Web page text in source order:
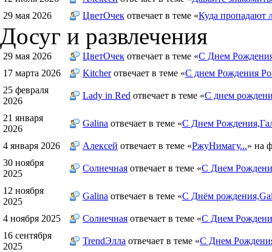
29 мая 2026
ЦветOчек отвечает в теме «Куда пропадают
Досуг и развлечения
29 мая 2026 ЦветOчек отвечает в теме «С Днем
17 марта 2026
Kitcherотвечает в теме «С днем Рождения
25 февраля
2026
Lady in Red отвечает в теме «С днем
21 января
2026
Galina отвечает в теме «С Днем
4 января 2026 Алексей отвечает в теме «РжуНимагу...» на
30 ноября
2025
Солнечная отвечает в теме «С Днем
12 ноября
2025
Galina отвечает в теме «С Днём
4 ноября 2025 Солнечная отвечает в теме «С Днем
16 сентября
2025
TrendЭлла отвечает в теме «С Днем